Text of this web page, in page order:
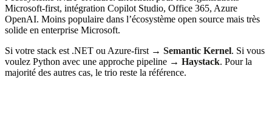
Microsoft-first, intégration Copilot Studio, Office 365, Azure
OpenAI. Moins populaire dans l’écosystème open source mais très
solide en enterprise Microsoft.
Si votre stack est .NET ou Azure-first → Semantic Kernel. Si vous
voulez Python avec une approche pipeline → Haystack. Pour la
majorité des autres cas, le trio reste la référence.